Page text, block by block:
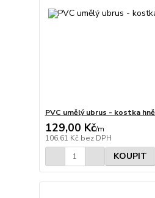
PVC umělý ubrus - kostka
129,00 Kč/m
106,61 Kč bez DPH
KOUPIT